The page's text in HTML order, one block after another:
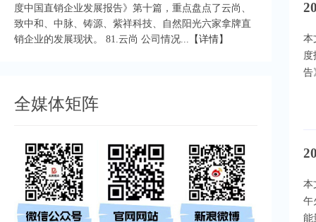
度中国直销企业发展报告》第十篇，重点盘点了云尚、
致中和、中脉、铸源、紫祥科技、自然阳光六家拿牌直
销企业的发展现状。 81.云尚 公司情况...
【详情】
全媒体矩阵
本
度
告
本
午
能